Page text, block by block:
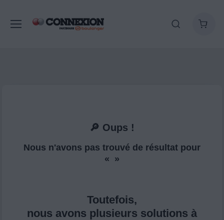
🔎 Oups !
Nous n'avons pas trouvé de résultat pour
« »
Toutefois,
nous avons plusieurs solutions à